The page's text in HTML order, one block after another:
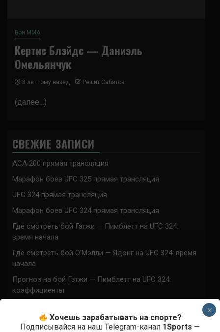
Бои ММА
Кертис Блэйдс — Даниэль
Омельянчук
8 лет тому назад Решит Сабитов
(далее…)
СВЕЖИЕ ЗАПИСИ
ACA 200 прямая трансляция
Марафон боев UFC 325 прямая трансляция
UFC 324 прямая трансляция
Марафон боев UFC 324 прямая трансляция
Где смотреть бой Гэтжи — Пимблетт на UFC 324:
время начала
Где смотреть бой О’Мэлли — Ядонг на UFC 324: время
начала
Прогноз на бой Гэтжи — Пимблетт на UFC 324:
коэффициенты
коэффициентыХочешь зарабатывать на спорте?
Подписывайся на наш Telegram-канал 1Sports —
×